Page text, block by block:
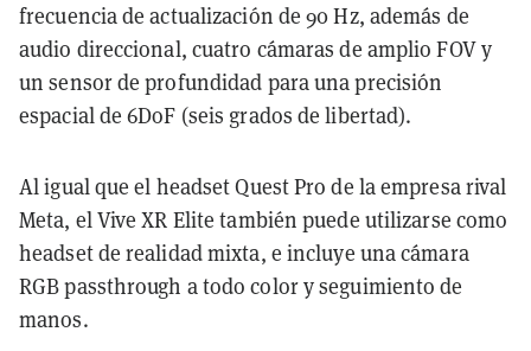
frecuencia de actualización de 90 Hz, además de
audio direccional, cuatro cámaras de amplio FOV y
un sensor de profundidad para una precisión
espacial de 6DoF (seis grados de libertad).
Al igual que el headset Quest Pro de la empresa rival
Meta, el Vive XR Elite también puede utilizarse como
headset de realidad mixta, e incluye una cámara
RGB passthrough a todo color y seguimiento de
manos.